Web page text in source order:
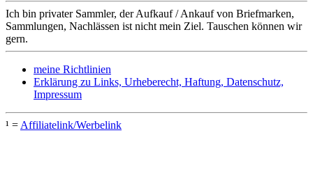
Ich bin privater Sammler, der Aufkauf / Ankauf von Briefmarken,
Sammlungen, Nachlässen ist nicht mein Ziel. Tauschen können wir
gern.
meine Richtlinien
Erklärung zu Links, Urheberecht, Haftung, Datenschutz,
Impressum
¹ = Affiliatelink/Werbelink